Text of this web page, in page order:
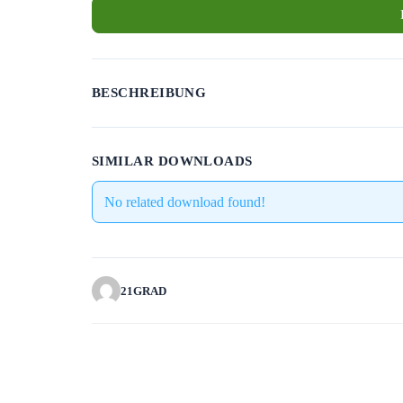
BESCHREIBUNG
SIMILAR DOWNLOADS
No related download found!
21GRAD